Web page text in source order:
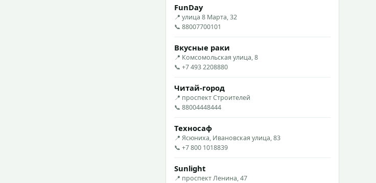
FunDay
📍 улица 8 Марта, 32
📞 88007700101
Вкусные раки
📍 Комсомольская улица, 8
📞 +7 493 2208880
Читай-город
📍 проспект Строителей
📞 88004448444
Техносаф
📍 Ясюниха, Ивановская улица, 83
📞 +7 800 1018839
Sunlight
📍 проспект Ленина, 47